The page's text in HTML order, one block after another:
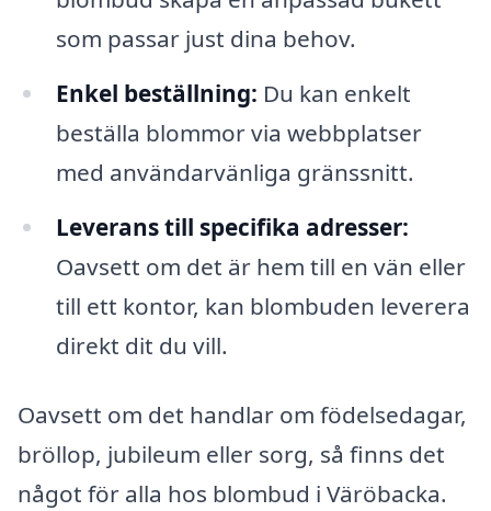
som passar just dina behov.
Enkel beställning: Du kan enkelt
beställa blommor via webbplatser
med användarvänliga gränssnitt.
Leverans till specifika adresser:
Oavsett om det är hem till en vän eller
till ett kontor, kan blombuden leverera
direkt dit du vill.
Oavsett om det handlar om födelsedagar,
bröllop, jubileum eller sorg, så finns det
något för alla hos blombud i Väröbacka.